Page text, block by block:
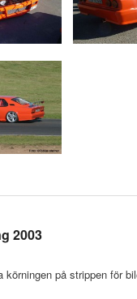
2003
körningen på strippen för